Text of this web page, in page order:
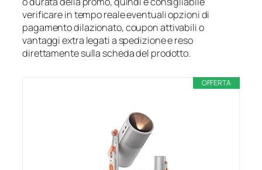
verificare in tempo reale eventuali opzioni di
pagamento dilazionato, coupon attivabili o
vantaggi extra legati a spedizione e reso
direttamente sulla scheda del prodotto.
OFFERTA